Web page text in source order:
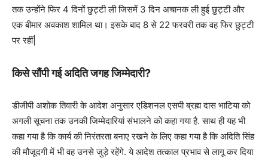
तक उन्होंने फिर 4 दिनों छुट्टी ली जिसमें 3 दिन अचानक ली हुई छुट्टी और
एक बीमार अवकाश शामिल था। इसके बाद 8 से 22 फरवरी तक वह फिर छुट्टी
पर रहीं|
किसे सौंपी गई अदिति जगह जिम्मेदारी?
डीजीपी अशोक तिवारी के आदेश अनुसार एडिशनल एसपी ब्रह्म दास भाटिया को
अगली सूचना तक उनकी जिम्मेदारियां संभालने को कहा गया है. साथ ही यह भी
कहा गया है कि कार्य की निरंतरता बनाए रखने के लिए कहा गया है कि अदिति सिंह
की मौजूदगी में भी वह उनसे जुड़े रहेंगे. ये आदेश तत्काल प्रभाव से लागू कर दिया